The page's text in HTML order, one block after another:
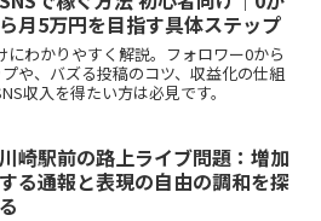
ら月5万円を目指す具体ステップ
にわかりやすく解説。フォロワー0から
や、バズる投稿のコツ、収益化の仕組
収入を得たい方は必見です。
川崎駅前の路上ライブ問題：増加
する通報と表現の自由の調和を探
る